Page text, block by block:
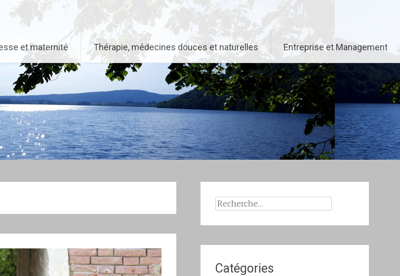
et maternité Thérapie, médecines douces et naturelles Entreprise et Management
Rechercher :
Catégories